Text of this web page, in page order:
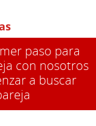
paso para
con nosotros
a buscar